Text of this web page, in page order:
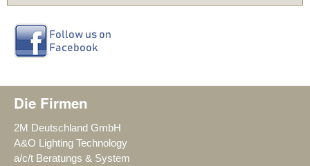
Die Firmen
2M Deutschland GmbH
A&O Lighting Technology
a/c/t Beratungs & System